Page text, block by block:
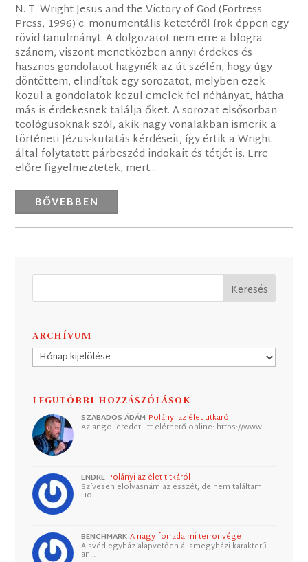
N. T. Wright Jesus and the Victory of God (Fortress
Press, 1996) c. monumentális kötetéről írok éppen egy
rövid tanulmányt. A dolgozatot nem erre a blogra
szánom, viszont menetközben annyi érdekes és
hasznos gondolatot hagynék az út szélén, hogy úgy
döntöttem, elindítok egy sorozatot, melyben ezek
közül a gondolatok közül emelek fel néhányat, hátha
más is érdekesnek találja őket. A sorozat elsősorban
teológusoknak szól, akik nagy vonalakban ismerik a
történeti Jézus-kutatás kérdéseit, így értik a Wright
által folytatott párbeszéd indokait és tétjét is. Erre
előre figyelmeztetek, mert...
BŐVEBBEN
ARCHÍVUM
Archívum
LEGUTÓBBI HOZZÁSZÓLÁSOK
SZABADOS ÁDÁM Polányi az élet titkáról
Az angol eredeti itt elérhető online: https://www.…
ENDRE Polányi az élet titkáról
Szívesen elolvasnám az esszét, de nem találtam.
Ho…
BENCHMARK A nagy forradalmi terror vége
A svéd egyház alapvetően államegyházi karakterű
an…